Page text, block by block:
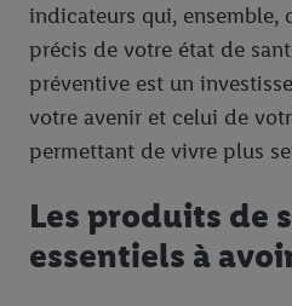
indicateurs qui, ensemble,
précis de votre état de
préventive est un
votre avenir et celui de
permettant de vivre plus
Les produits de
essentiels à